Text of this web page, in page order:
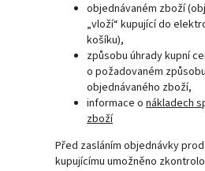
objednávaném zboží
„vloží“ kupující do
košíku),
způsobu úhrady kupní
o požadovaném
objednávaného zboží,
informace o nákladech
zboží
Před zasláním objednávky
kupujícímu umožněno